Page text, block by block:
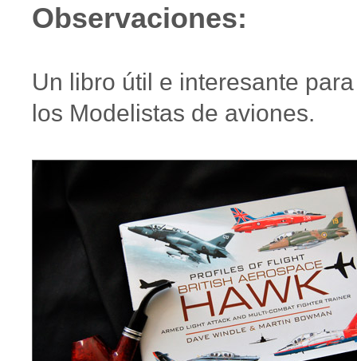
Observaciones:
Un libro útil e interesante para
los Modelistas de aviones.